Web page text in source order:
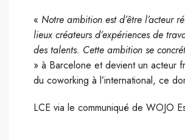
« Notre ambition est d’être l’acteur
lieux créateurs d’expériences de
des talents. Cette ambition se
» à Barcelone et devient un acteur
du coworking à l’international, ce
LCE via le communiqué de WOJO